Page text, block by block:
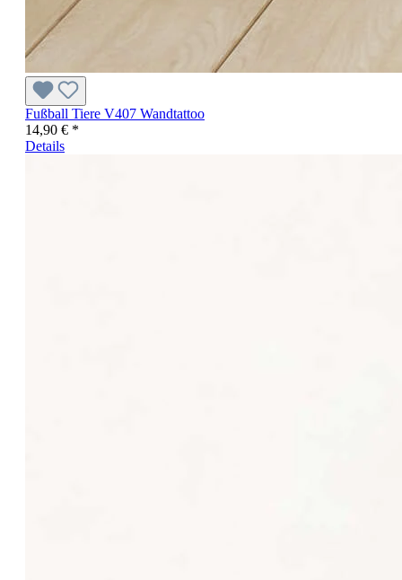
Fußball Tiere V407 Wandtattoo
14,90 € *
Details